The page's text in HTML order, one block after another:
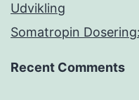
Udvikling
Somatropin
Recent Comments